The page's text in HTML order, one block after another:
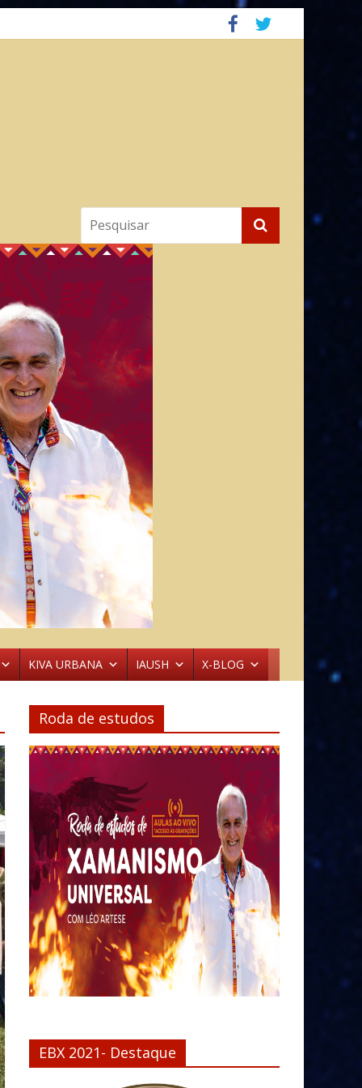
KIVA URBANA IAUSH X-BLOG
Roda de estudos
EBX 2021- Destaque